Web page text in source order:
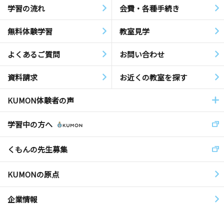
学習の流れ 会費・各種手続き
無料体験学習 教室見学
よくあるご質問 お問い合わせ
資料請求 お近くの教室を探す
KUMON体験者の声
学習中の方へ
くもんの先生募集
KUMONの原点
企業情報